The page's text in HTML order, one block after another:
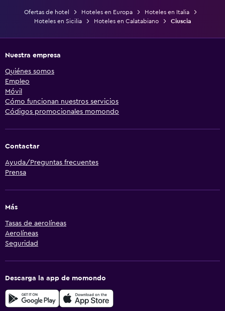
Ofertas de hotel Hoteles en Europa
Hoteles en Italia
Hoteles en Sicilia
Hoteles en Calatabiano Ciuscia
Nuestra empresa
Quiénes somos
Empleo
Móvil
Cómo funcionan nuestros servicios
Códigos promocionales momondo
Contactar
Ayuda/Preguntas frecuentes
Prensa
Más
Tasas de aerolíneas
Aerolíneas
Seguridad
Descarga la app de momondo